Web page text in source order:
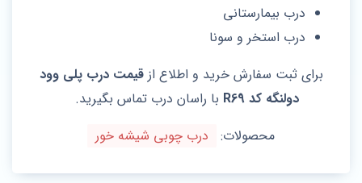
درب بیمارستانی
درب استخر و سونا
برای ثبت سفارش خرید و اطلاع ازقیمت درب پلی وود
دولنگه کد R69
با راسان درب تماس بگیرید.
محصولات:
درب چوبی شیشه خور